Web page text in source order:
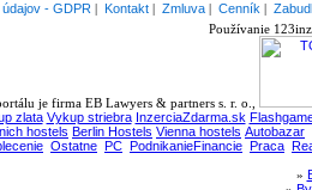
- GDPR | Kontakt | Zmluva | Cenník |
Používanie
je firma EB Lawyers & partners s. r. o.,
zlata Vykup striebra InzerciaZdarma.sk
hostels Berlin Hostels Vienna hostels Autobazar
Ostatne PC PodnikanieFinancie Praca
»